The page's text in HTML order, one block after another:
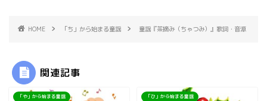
HOME 「ち」から始まる童謡 童謡『茶摘み（ちゃつみ）』歌詞・音源
関連記事
「や」から始まる童謡 「ひ」から始まる童謡